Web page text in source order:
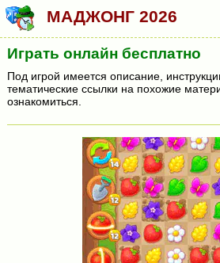
МАДЖОНГ 2026
Играть онлайн бесплатно
Под игрой имеется описание,
тематические ссылки на похожие
ознакомиться.